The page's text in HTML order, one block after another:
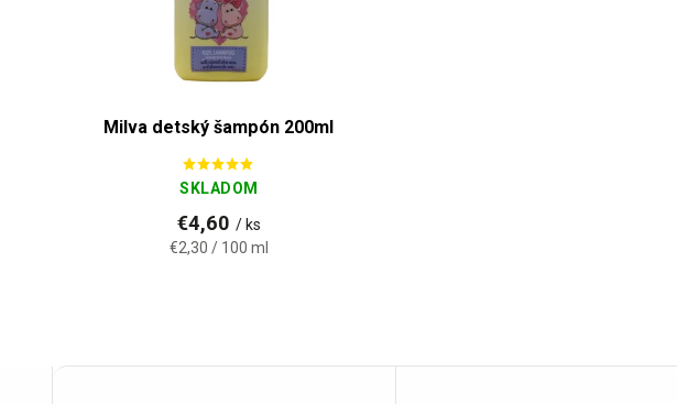
Milva detský šampón 200ml
SKLADOM
€4,60 / ks
€2,30 / 100 ml